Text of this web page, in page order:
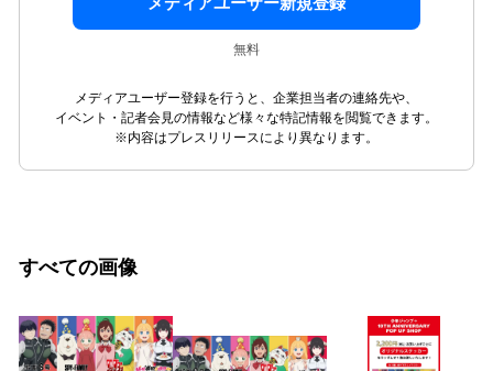
無料
メディアユーザー登録を行うと、企業担当者の連絡先や、
イベント・記者会見の情報など様々な特記情報を閲覧できます。
※内容はプレスリリースにより異なります。
すべての画像